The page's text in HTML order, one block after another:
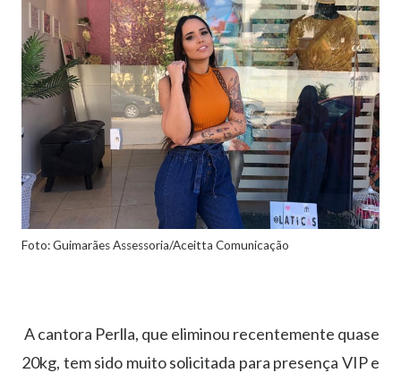
Foto: Guimarães Assessoria/Aceitta Comunicação
A cantora Perlla, que eliminou recentemente quase
20kg, tem sido muito solicitada para presença VIP e